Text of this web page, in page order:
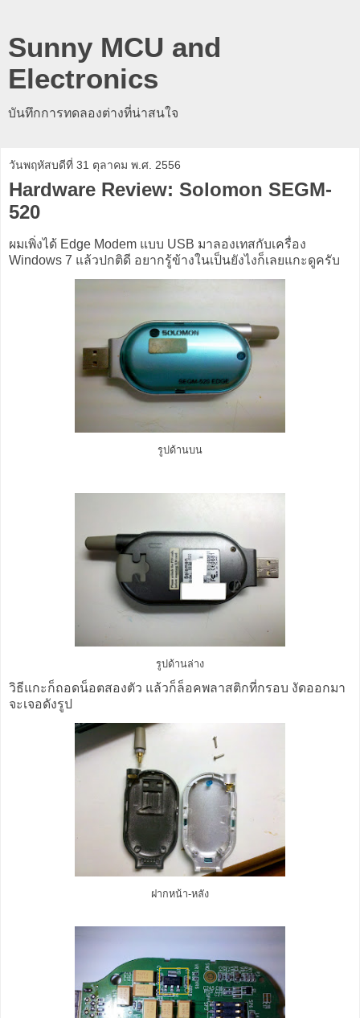
Sunny MCU and
Electronics
บันทึกการทดลองต่างที่น่าสนใจ
วันพฤหัสบดีที่ 31 ตุลาคม พ.ศ. 2556
Hardware Review: Solomon SEGM-
520
ผมเพิ่งได้ Edge Modem แบบ USB มาลองเทสกับเครื่อง
Windows 7 แล้วปกติดี อยากรู้ข้างในเป็นยังไงก็เลยแกะดูครับ
รูปด้านบน
รูปด้านล่าง
วิธีแกะก็ถอดน็อตสองตัว แล้วก็ล็อคพลาสติกที่กรอบ งัดออกมา
จะเจอดังรูป
ฝากหน้า-หลัง